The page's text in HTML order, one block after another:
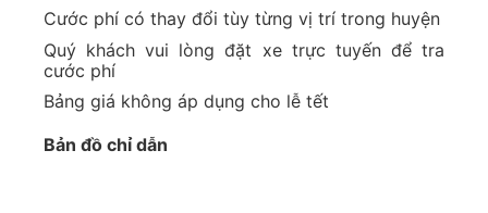
Cước phí có thay đổi tùy từng vị trí trong huyện
Quý khách vui lòng đặt xe trực tuyến để tra
cước phí
Bảng giá không áp dụng cho lễ tết
Bản đồ chỉ dẫn